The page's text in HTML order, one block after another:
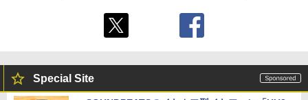
Special Site